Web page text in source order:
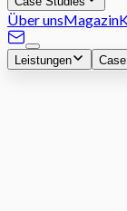
Über unsMagazin
Leistungen